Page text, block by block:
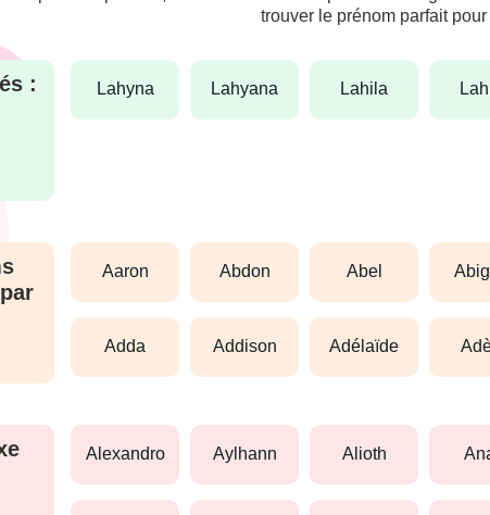
trouver le prénom parfait
: lahyna lahyana lahila
aaron abdon abel
adda addison adélaïde
alexandro aylhann alioth